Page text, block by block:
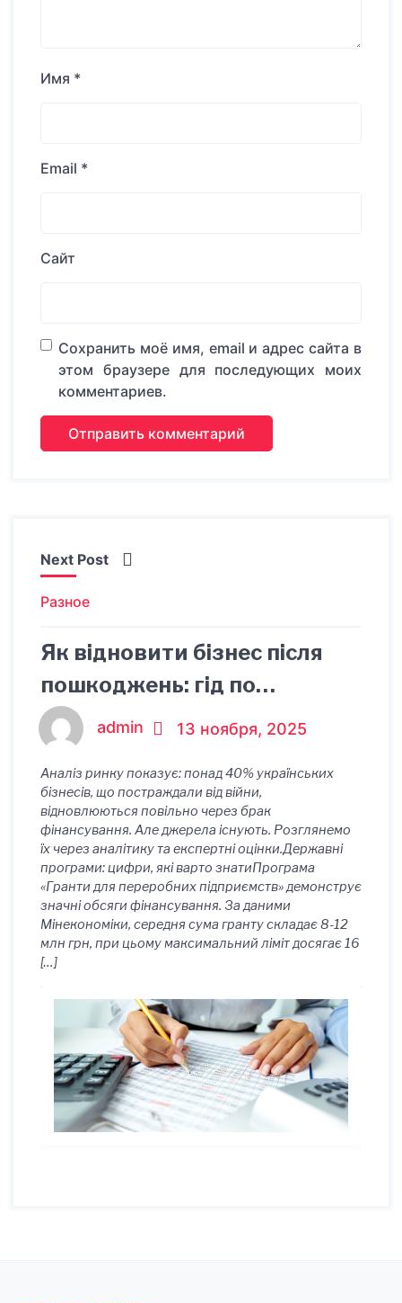
Имя *
Email *
Сайт
Сохранить моё имя, email и адрес сайта в
этом браузере для последующих моих
комментариев.
Next Post
Разное
Як відновити бізнес після
пошкоджень: гід по
фінансуванню через призму
цифр і фактів
admin 13 ноября, 2025
Аналіз ринку показує: понад 40% українських
бізнесів, що постраждали від війни,
відновлюються повільно через брак
фінансування. Але джерела існують. Розглянемо
їх через аналітику та експертні оцінки.Державні
програми: цифри, які варто знатиПрограма
«Гранти для переробних підприємств» демонструє
значні обсяги фінансування. За даними
Мінекономіки, середня сума гранту складає 8-12
млн грн, при цьому максимальний ліміт досягає 16
[…]